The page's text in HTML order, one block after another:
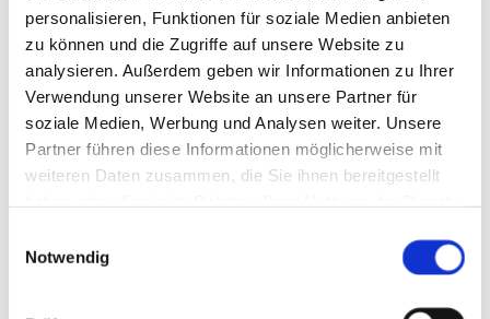
personalisieren, Funktionen für soziale Medien anbieten
zu können und die Zugriffe auf unsere Website zu
analysieren. Außerdem geben wir Informationen zu Ihrer
Verwendung unserer Website an unsere Partner für
soziale Medien, Werbung und Analysen weiter. Unsere
Partner führen diese Informationen möglicherweise mit
weiteren Daten zusammen, die Sie ihnen bereitgestellt
Notwendig
HR-Headcount-ControllingSynova2 2023-03-
28T08:52:15+02:00